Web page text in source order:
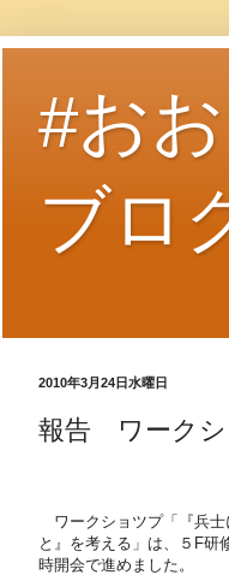
#お
ブロ
2010年3月24日水曜日
報告 ワークシ
ワークショツプ「『兵士
と』を考える」は、５F研
時開会で進めました。